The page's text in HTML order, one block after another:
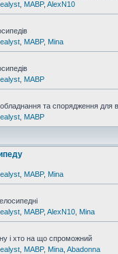
MABP, AlexN10
MABP, Mina
MABP
та спорядження для
MABP
MABP, Mina
MABP, AlexN10 Mina
і хто на що спроможний
MABP, Mina Abadonna